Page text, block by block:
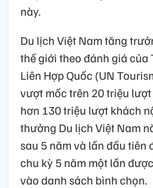
này.
Du lịch Việt Nam tăng
thế giới theo đánh giá của
Liên Hợp Quốc (UN
vượt mốc trên 20 triệu
hơn 130 triệu lượt khách
thưởng Du lịch Việt Nam
sau 5 năm và lần đầu tiên
chu kỳ 5 năm một lần
vào danh sách bình chọn.